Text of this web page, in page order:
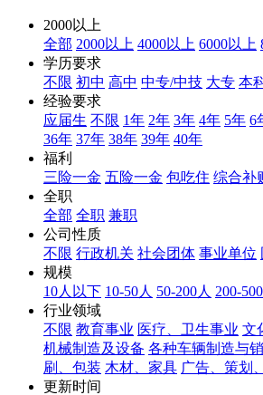
2000以上
全部 2000以上 4000以上 6000以上
学历要求
不限 初中 高中 中专/中技 大专 本
经验要求
应届生 不限 1年 2年 3年 4年 5年 6
36年 37年 38年 39年 40年
福利
三险一金 五险一金 包吃住 综合补
全职
全部 全职 兼职
公司性质
不限 行政机关 社会团体 事业单位
规模
10人以下 10-50人 50-200人 200-
行业领域
不限 教育事业 医疗、卫生事业 文
机械制造及设备 各种车辆制造与
刷、包装 木材、家具 广告、策划
更新时间